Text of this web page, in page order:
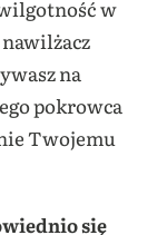
w
na
pokrowca
Twojemu
się